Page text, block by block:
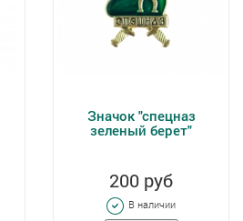
Значок "спецназ
зеленый берет"
200 руб
В наличии